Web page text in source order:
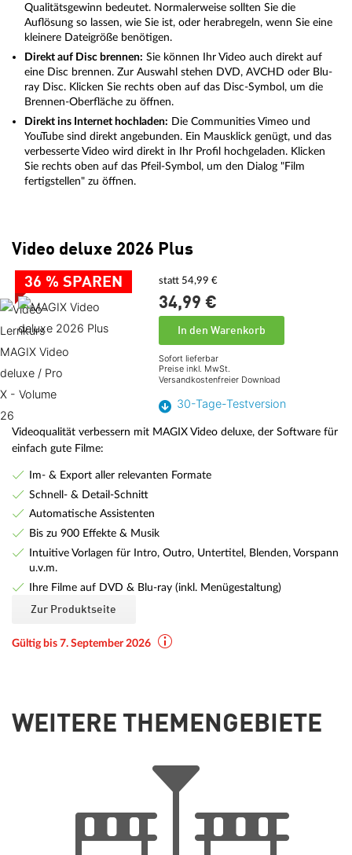
Qualitätsgewinn bedeutet. Normalerweise sollten Sie die
Auflösung so lassen, wie Sie ist, oder herabregeln, wenn Sie eine
kleinere Dateigröße benötigen.
Direkt auf Disc brennen: Sie können Ihr Video auch direkt auf
eine Disc brennen. Zur Auswahl stehen DVD, AVCHD oder Blu-
ray Disc. Klicken Sie rechts oben auf das Disc-Symbol, um die
Brennen-Oberfläche zu öffnen.
Direkt ins Internet hochladen: Die Communities Vimeo und
YouTube sind direkt angebunden. Ein Mausklick genügt, und das
verbesserte Video wird direkt in Ihr Profil hochgeladen. Klicken
Sie rechts oben auf das Pfeil-Symbol, um den Dialog "Film
fertigstellen" zu öffnen.
Video deluxe 2026 Plus
36 % SPAREN statt 54,99 €
34,99 €
In den Warenkorb
Sofort lieferbar
Preise inkl. MwSt.
Versandkostenfreier Download
30-Tage-Testversion
Videoqualität verbessern mit MAGIX Video deluxe, der Software für
einfach gute Filme:
Im- & Export aller relevanten Formate
Schnell- & Detail-Schnitt
Automatische Assistenten
Bis zu 900 Effekte & Musik
Intuitive Vorlagen für Intro, Outro, Untertitel, Blenden, Vorspann
u.v.m.
Ihre Filme auf DVD & Blu-ray (inkl. Menügestaltung)
Zur Produktseite
Gültig bis 7. September 2026
WEITERE THEMENGEBIETE